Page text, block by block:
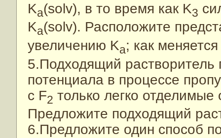
Ka(solv), в то время как K3
Ka(solv). Расположите
увеличению Ka; как
5.Подходящий растворитель
потенциала в процессе
с F2 только легко отделимые
Предложите подходящий
6.Предложите один способ